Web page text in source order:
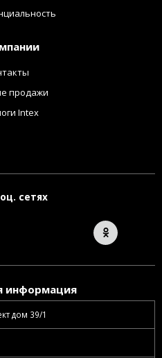
продажи
Intex
сетях
информация
дом 39/1